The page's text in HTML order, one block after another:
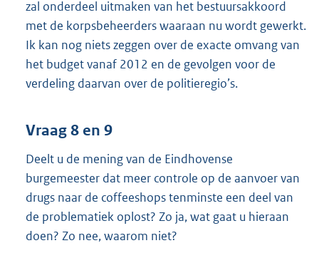
zal onderdeel uitmaken van het bestuursakkoord
met de korpsbeheerders waaraan nu wordt gewerkt.
Ik kan nog niets zeggen over de exacte omvang van
het budget vanaf 2012 en de gevolgen voor de
verdeling daarvan over de politieregio’s.
Vraag 8 en 9
Deelt u de mening van de Eindhovense
burgemeester dat meer controle op de aanvoer van
drugs naar de coffeeshops tenminste een deel van
de problematiek oplost? Zo ja, wat gaat u hieraan
doen? Zo nee, waarom niet?